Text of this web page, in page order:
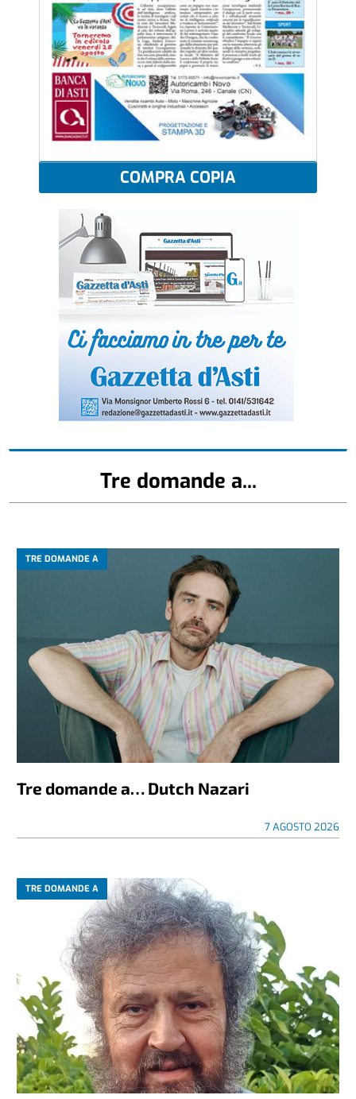
COMPRA COPIA
Tre domande a...
TRE DOMANDE A
Tre domande a… Dutch Nazari
7 AGOSTO 2026
TRE DOMANDE A